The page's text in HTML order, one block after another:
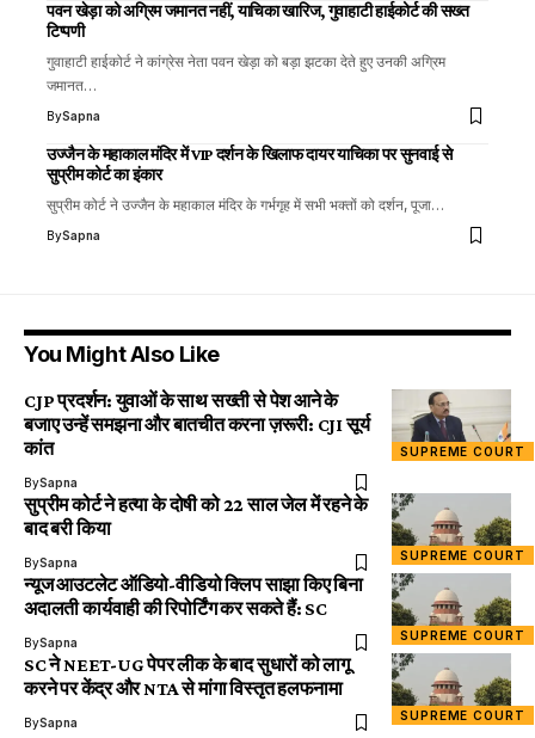
पवन खेड़ा को अग्रिम जमानत नहीं, याचिका खारिज, गुवाहाटी हाईकोर्ट की सख्त
टिप्पणी
गुवाहाटी हाईकोर्ट ने कांग्रेस नेता पवन खेड़ा को बड़ा झटका देते हुए उनकी अग्रिम
जमानत…
BySapna
उज्जैन के महाकाल मंदिर में VIP दर्शन के खिलाफ दायर याचिका पर सुनवाई से
सुप्रीम कोर्ट का इंकार
सुप्रीम कोर्ट ने उज्जैन के महाकाल मंदिर के गर्भगृह में सभी भक्तों को दर्शन, पूजा…
BySapna
You Might Also Like
SUPREME COURT
CJP प्रदर्शन: युवाओं के साथ सख्ती से पेश आने के
बजाए उन्हें समझना और बातचीत करना ज़रूरी: CJI सूर्य
कांत
BySapna
SUPREME COURT
सुप्रीम कोर्ट ने हत्या के दोषी को 22 साल जेल में रहने के
बाद बरी किया
BySapna
SUPREME COURT
न्यूज आउटलेट ऑडियो-वीडियो क्लिप साझा किए बिना
अदालती कार्यवाही की रिपोर्टिंग कर सकते हैं: SC
BySapna
SUPREME COURT
SC ने NEET-UG पेपर लीक के बाद सुधारों को लागू
करने पर केंद्र और NTA से मांगा विस्तृत हलफनामा
BySapna